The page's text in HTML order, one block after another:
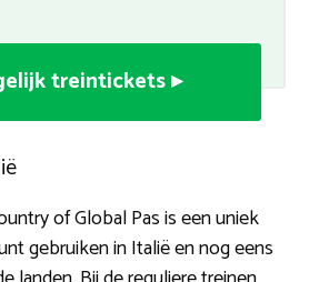
treintickets ▸
of Global Pas is een uniek
gebruiken in Italië en nog eens